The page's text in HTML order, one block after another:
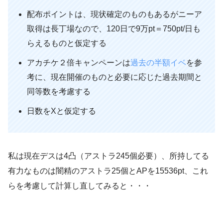
配布ポイントは、現状確定のものもあるがニーア
取得は長丁場なので、120日で9万pt＝750pt/日も
らえるものと仮定する
アカチケ２倍キャンペーンは過去の半額イベを参
考に、現在開催のものと必要に応じた過去期間と
同等数を考慮する
日数をXと仮定する
私は現在デスは4凸（アストラ245個必要）、所持してる
有力なものは闇精のアストラ25個とAPを15536pt、これ
らを考慮して計算し直してみると・・・